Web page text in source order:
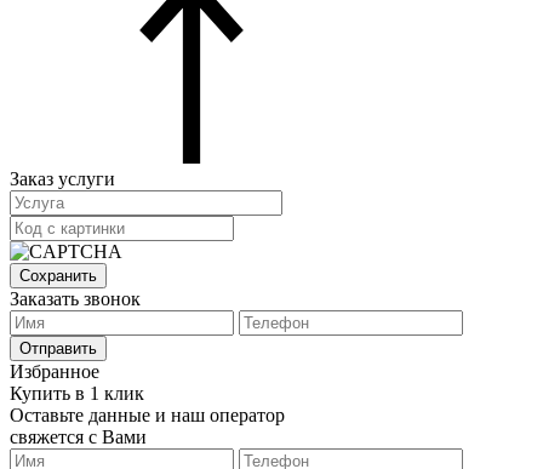
Заказ услуги
Сохранить
Заказать звонок
Отправить
Избранное
Купить в 1 клик
Оставьте данные и наш оператор
свяжется с Вами